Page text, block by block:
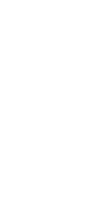
vlastním
je dostupné WiFi
zázemí s nabídkou